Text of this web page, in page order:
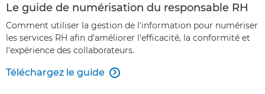
Le guide de numérisation du responsable RH
Comment utiliser la gestion de l'information pour numériser
les services RH afin d'améliorer l'efficacité, la conformité et
l'expérience des collaborateurs.
Téléchargez le guide 